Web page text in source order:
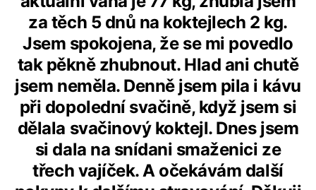
za těch 5 dnů na koktejlech 2 kg.
Jsem spokojena, že se mi povedlo
tak pěkně zhubnout. Hlad ani chutě
jsem neměla. Denně jsem pila i kávu
při dopolední svačině, když jsem si
dělala svačinový koktejl. Dnes jsem
si dala na snídani smaženici ze
třech vajíček. A očekávám další